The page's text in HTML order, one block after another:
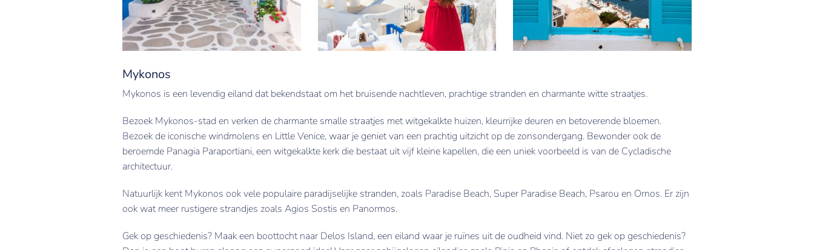
Mykonos
Mykonos is een levendig eiland dat bekendstaat om het bruisende nachtleven, prachtige stranden en charmante witte straatjes.
Bezoek Mykonos-stad en verken de charmante smalle straatjes met witgekalkte huizen, kleurrijke deuren en betoverende bloemen.
Bezoek de iconische windmolens en Little Venice, waar je geniet van een prachtig uitzicht op de zonsondergang. Bewonder ook de
beroemde Panagia Paraportiani, een witgekalkte kerk die bestaat uit vijf kleine kapellen, die een uniek voorbeeld is van de Cycladische
architectuur.
Natuurlijk kent Mykonos ook vele populaire paradijselijke stranden, zoals Paradise Beach, Super Paradise Beach, Psarou en Ornos. Er zijn
ook wat meer rustigere strandjes zoals Agios Sostis en Panormos.
Gek op geschiedenis? Maak een boottocht naar Delos Island, een eiland waar je ruïnes uit de oudheid vind. Niet zo gek op geschiedenis?